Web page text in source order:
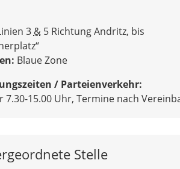
3 &5 Richtung Andritz, bis
Blaue Zone
/ Parteienverkehr:
7.30-15.00 Uhr, Termine nach
Stelle